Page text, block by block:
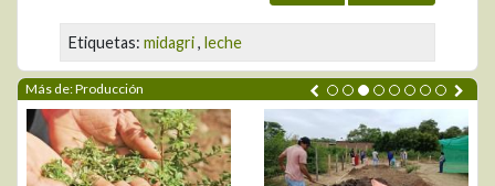
Etiquetas: midagri, leche
Más de: Producción